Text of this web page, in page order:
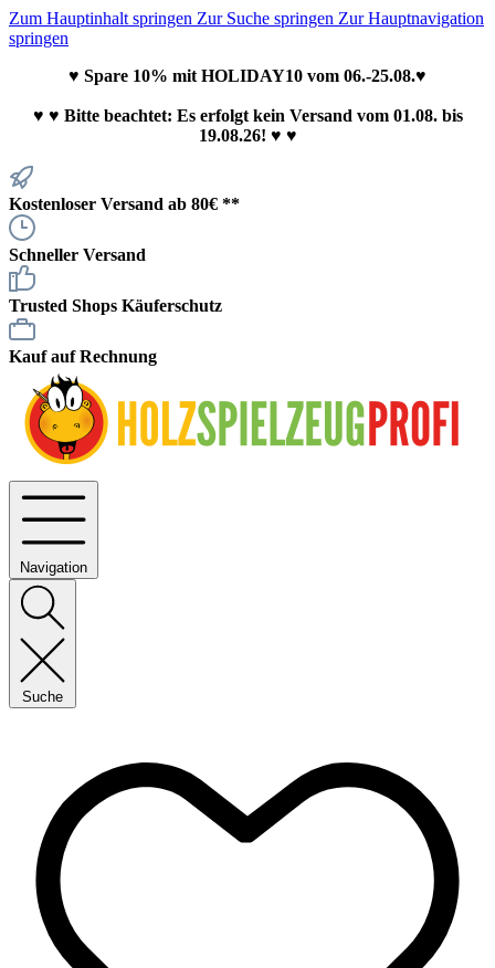
Zum Hauptinhalt springen Zur Suche springen Zur Hauptnavigation
springen
♥ Spare 10% mit HOLIDAY10 vom 06.-25.08.♥
♥ ♥ Bitte beachtet: Es erfolgt kein Versand vom 01.08. bis
19.08.26! ♥ ♥
Kostenloser Versand ab 80€ **
Schneller Versand
Trusted Shops Käuferschutz
Kauf auf Rechnung
Navigation
Suche